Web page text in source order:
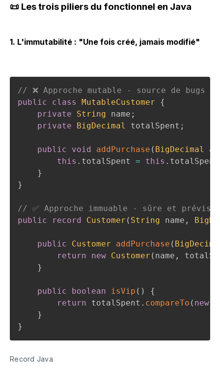
📜 Les trois piliers du fonctionnel en Java
1. L'immutabilité : "Une fois créé, jamais modifié"
// ❌ Approche mutable - source de bugs
public
class MutableCustomer
{
private
String name ;
private
BigDecimal totalSpent ;
public void addPurchase ( BigDecimal
this . totalSpent = this . totalSpent
}
}
// ✅ Approche immuable - sûre et
public
record Customer ( String name ,
public Customer addPurchase (
return
new Customer ( name ,
}
public boolean isVip ( )
{
return totalSpent . compareTo ( new
}
}
Record Java